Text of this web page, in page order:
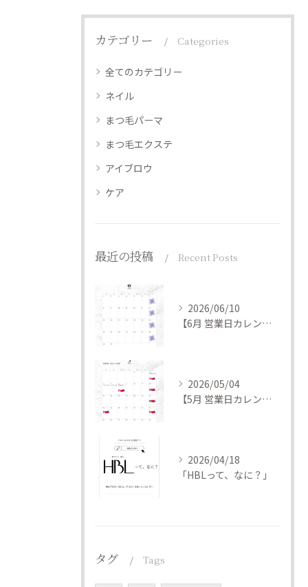
カテゴリー Categories
全てのカテゴリー
ネイル
まつ毛パーマ
まつ毛エクステ
アイブロウ
ケア
最近の投稿 Recent Posts
2026/06/10
【6月 営業日カレンダー】
2026/05/04
【5月 営業日カレンダー】
2026/04/18
「HBLって、なに？」
タグ Tags